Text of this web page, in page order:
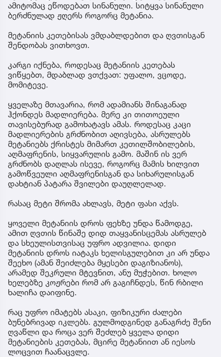
ამიტომაც ეწოდებათ სინანული. სიტყვა სინანული
ბერძნულად ჟღერს როგორც მეტანია.
მეტანიის კეთებისას ვმდაბლდებით და ღვთისგან
შენდობას ვითხოვთ.
კარგი იქნება, როდესაც მეტანიის კეთებას
ვიწყებთ, მდაბლად ვთქვათ: უფალო, ვცოდე,
მომიტევე.
ყველაზე მთავარია, რომ ადამიანს შინაგანად
ჰქონდეს მადლიერება. მერე კი თითოეული
თავისებურად გამოხატავს ამას. როდესაც კაცი
მადლიერების გრძნობით აღივსება, ასრულებს
მეტანიებს ქრისტეს მიმართ კეთილშობილების,
აღმაფრენის, სიყვარულის გამო. მაშინ ის ვერ
გრძნობს დაღლას ისევე, როგორც მამის ხილვით
გამოწვეული აღმაფრენისგან და სიხარულისგან
დახტიან პატარა შვილები დაუღლელად.
რასაც მეტი შრომა ახლავს, მეტი ფასი აქვს.
ყოველი მეტანიის დროს ფეხზე უნდა წამოდგე,
ამით ღვთის წინაშე დიდ თაყვანისცემას ასრულებ
და სხეულისთვისაც უფრო ადვილია. დიდი
მეტანიის დროს იატაკს ხელისგულებით კი არ უნდა
შეეხო (ამან შეიძლება მყესები დაგიზიანოს),
არამედ შეკრული მტევნით, ანუ მუჭებით. ხოლო
ხელებზე კოჟრები რომ არ გაგიჩნდეს, წინ რბილი
ხალიჩა დაიფინე.
რაც უფრო იმატებს ასაკი, ფიზიკური ძალები
ბუნებრივად იკლებს. გულმოდგინედ განაგრძე შენი
ღვაწლი და როცა ვერ შეძლებ ყველა დიდი
მეტანიების კეთებას, მცირე მეტანიით ან იესოს
ლოცვით ჩაანაცვლე.